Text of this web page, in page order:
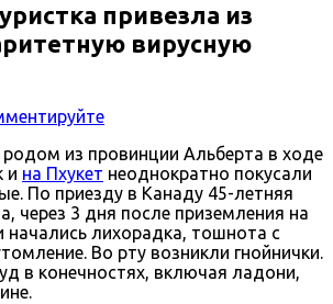
привезла из
вирусную
родом из провинции Альберта в ходе
и на Пхукет неоднократно покусали
По приезду в Канаду 45-летняя
через 3 дня после приземления на
начались лихорадка, тошнота с
Во рту возникли гнойнички.
в конечностях, включая ладони,